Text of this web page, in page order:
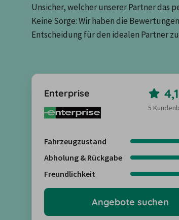
Unsicher, welcher unserer Partner das
Keine Sorge: Wir haben die
Entscheidung für den idealen Partner zu
Enterprise 4,1
5
Fahrzeugzustand
Abholung & Rückgabe
Freundlichkeit
Angebote suchen